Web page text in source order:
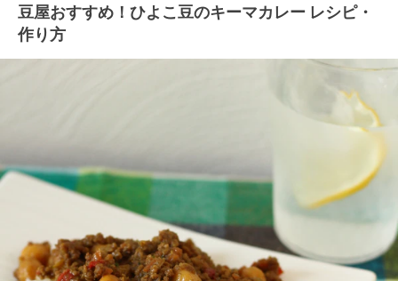
豆屋おすすめ！ひよこ豆のキーマカレー レシピ・
作り方